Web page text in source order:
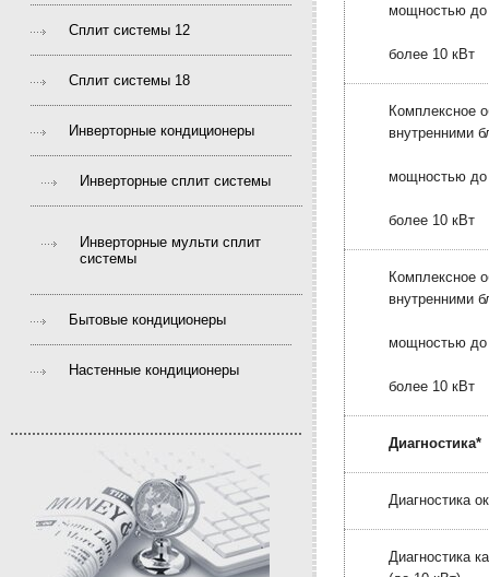
Сплит системы 12
Сплит системы 18
Инверторные кондиционеры
Инверторные сплит системы
Инверторные мульти сплит
системы
Бытовые кондиционеры
Настенные кондиционеры
мощностью до
более 10 кВт
Комплексное
внутренними
мощностью до
более 10 кВт
Комплексное
внутренними
мощностью до
более 10 кВт
Диагностика*
Диагностика
Диагностика